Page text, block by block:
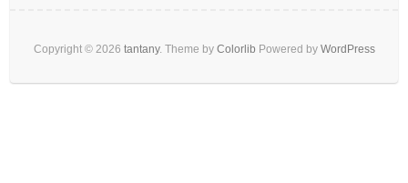
Copyright © 2026 tantany. Theme by Colorlib Powered by WordPress